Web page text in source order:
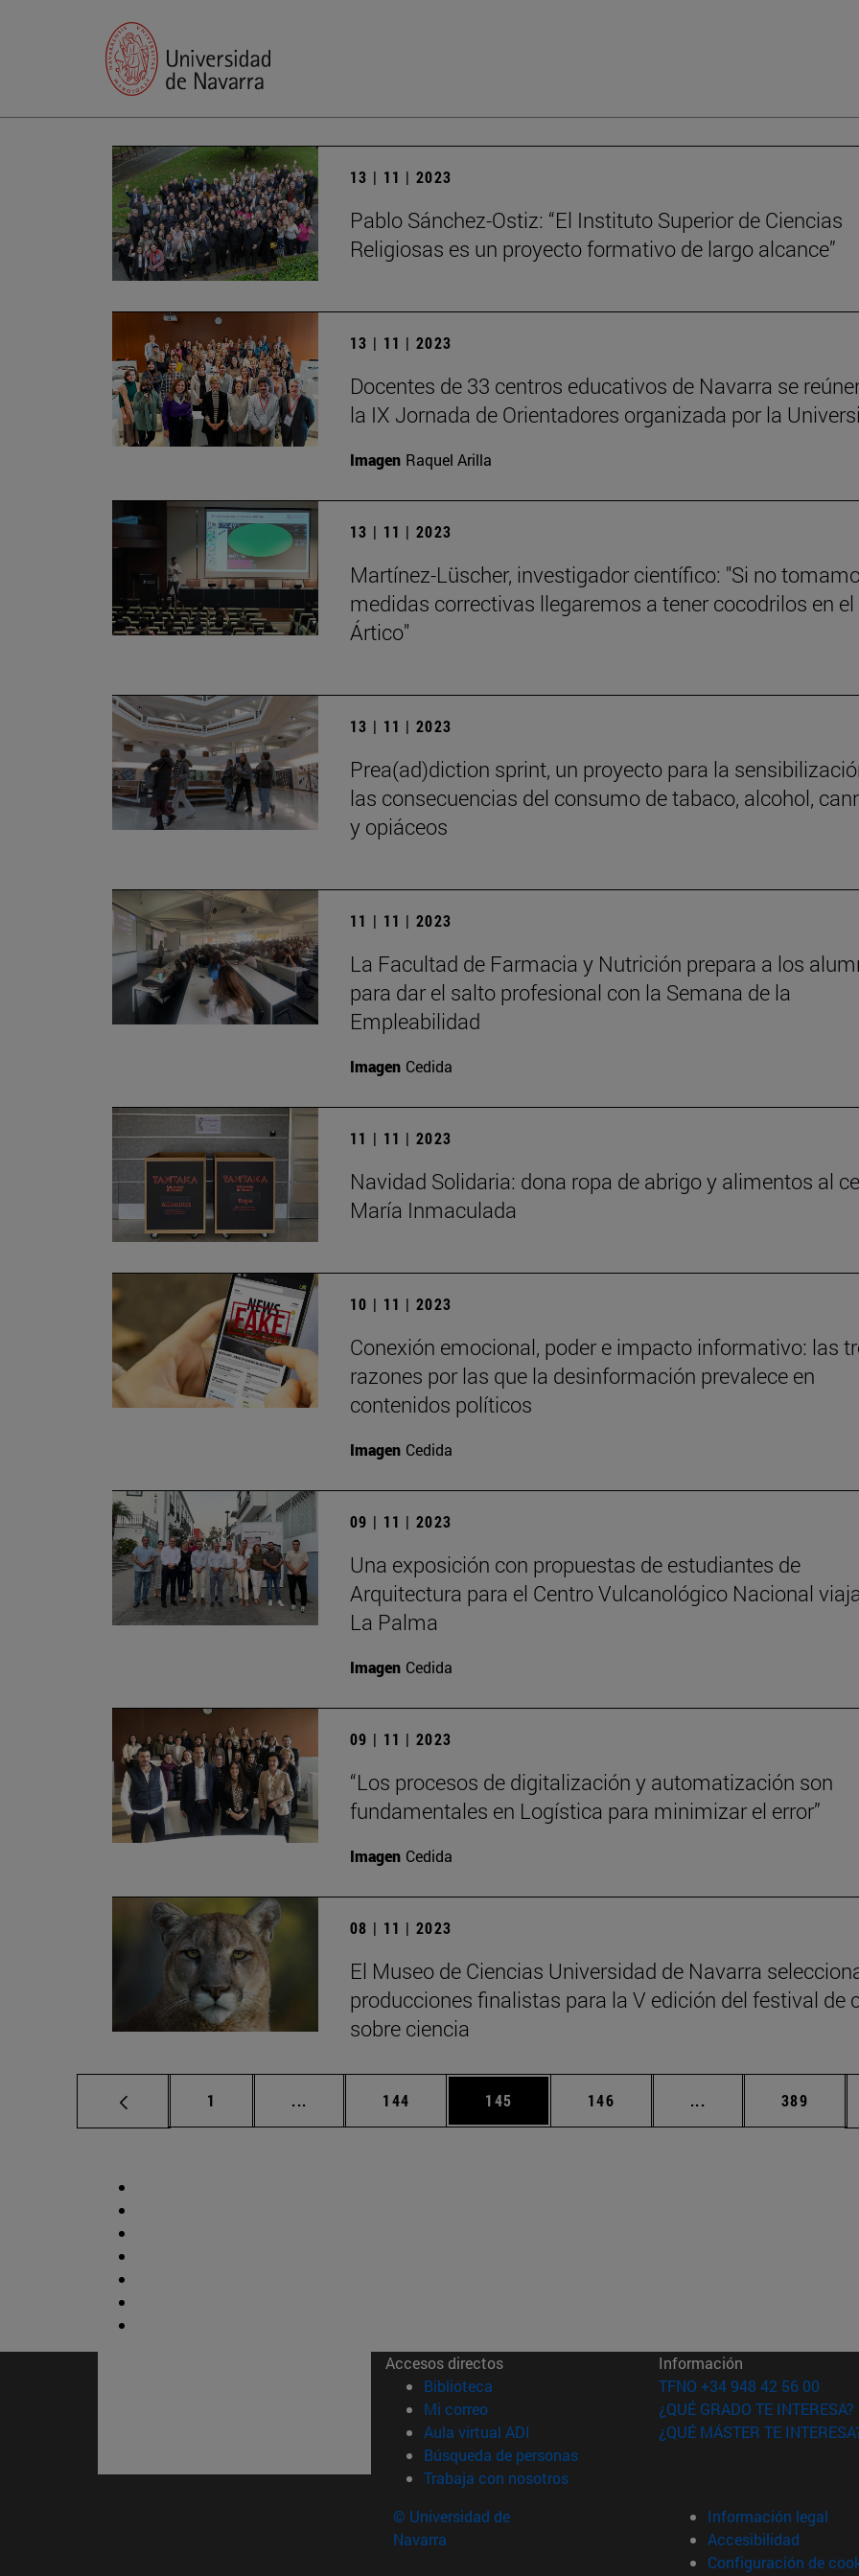
13 | 11 | 2023
Pablo Sánchez-Ostiz: “El Instituto Superior de Ciencias
Religiosas es un proyecto formativo de largo alcance”
13 | 11 | 2023
Docentes de 33 centros educativos de Navarra se
la IX Jornada de Orientadores organizada por la
Imagen Raquel Arilla
13 | 11 | 2023
Martínez-Lüscher, investigador científico: "Si no
medidas correctivas llegaremos a tener cocodrilos en el
Ártico"
13 | 11 | 2023
Prea(ad)diction sprint, un proyecto para la
las consecuencias del consumo de tabaco, alcohol,
y opiáceos
11 | 11 | 2023
La Facultad de Farmacia y Nutrición prepara a los
para dar el salto profesional con la Semana de la
Empleabilidad
Imagen Cedida
11 | 11 | 2023
Navidad Solidaria: dona ropa de abrigo y alimentos al
María Inmaculada
10 | 11 | 2023
Conexión emocional, poder e impacto informativo: las
razones por las que la desinformación prevalece en
contenidos políticos
Imagen Cedida
09 | 11 | 2023
Una exposición con propuestas de estudiantes de
Arquitectura para el Centro Vulcanológico Nacional
La Palma
Imagen Cedida
09 | 11 | 2023
“Los procesos de digitalización y automatización son
fundamentales en Logística para minimizar el error”
Imagen Cedida
08 | 11 | 2023
El Museo de Ciencias Universidad de Navarra
producciones finalistas para la V edición del festival de
sobre ciencia
Página
1 ... Páginas intermedias Use TAB para desplazarse.
Página
144 Página
145 Página
146 ... Páginas intermedias
Página
389
Accesos directos
Biblioteca (abre en nueva ventana)
Mi correo(abre en nueva ventana)
Aula virtual ADI (abre en nueva ventana)
Búsqueda de personas(abre en nueva ventana)
Trabaja con nosotros(abre en nueva ventana)
Información
TFNO +34 948 42 56 00
¿QUÉ GRADO TE INTERESA?
¿QUÉ MÁSTER TE
© Universidad de
Navarra
Información legal
Accesibilidad
Configuración de